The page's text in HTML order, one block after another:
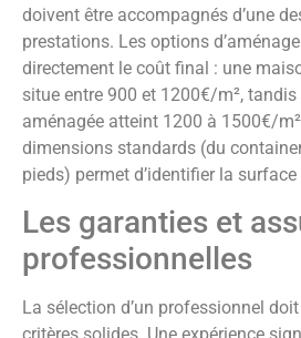
doivent être accompagnés d’une
prestations. Les options
directement le coût final : une
situe entre 900 et 1200€/m², tandis
aménagée atteint 1200 à 1500€/
dimensions standards (du
pieds) permet d’identifier la
Les garanties et
professionnelles
La sélection d’un professionnel